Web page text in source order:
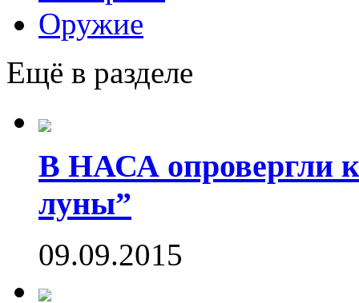
Оружие
Ещё в разделе
В НАСА опровергли
луны”
09.09.2015